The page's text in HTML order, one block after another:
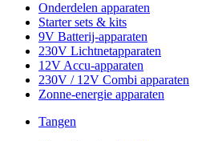
Onderdelen apparaten
Starter sets & kits
9V Batterij-apparaten
230V Lichtnetapparaten
12V Accu-apparaten
230V / 12V Combi apparaten
Zonne-energie apparaten
Tangen